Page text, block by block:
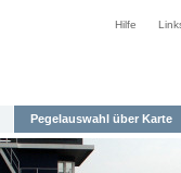
Hilfe
Pegelauswahl über Karte